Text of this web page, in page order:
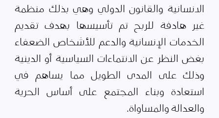
الانسانية والقانون الدولي وهي بذلك منظمة
غير هادفة للربح تم تأسيسها بهدف تقديم
الخدمات الإنسانية والدعم للأشخاص الضعفاء
بغض النظر عن الانتماءات السياسية أو الدينية
وذلك على المدى الطويل مما يساهم في
استعادة وبناء المجتمع على أساس الحرية
والعدالة والمساواة.